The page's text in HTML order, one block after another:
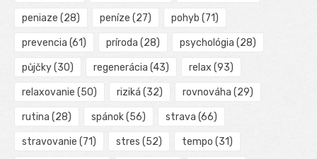
peniaze (28) peníze (27) pohyb (71)
prevencia (61) príroda (28) psychológia (28)
půjčky(30) regenerácia (43) relax (93)
relaxovanie (50) riziká (32) rovnováha (29)
rutina (28) spánok(56) strava (66)
stravovanie (71) stres (52) tempo (31)